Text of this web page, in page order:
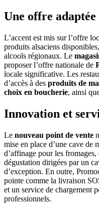
Une offre
L’accent est mis sur l’offre
produits alsaciens
alcools régionaux. Le
proposer l’offre nationale de
locale significative. Les
d’accès à des produits de
choix en boucherie, ainsi
Innovation et
Le nouveau point de vente
mise en place d’une cave de
d’affinage pour les
dégustation dirigées par un
d’exception. En outre,
pointe comme la livraison
et un service de chargement
professionnels.